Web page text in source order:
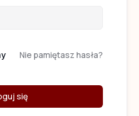
Nie pamiętasz hasła?
się